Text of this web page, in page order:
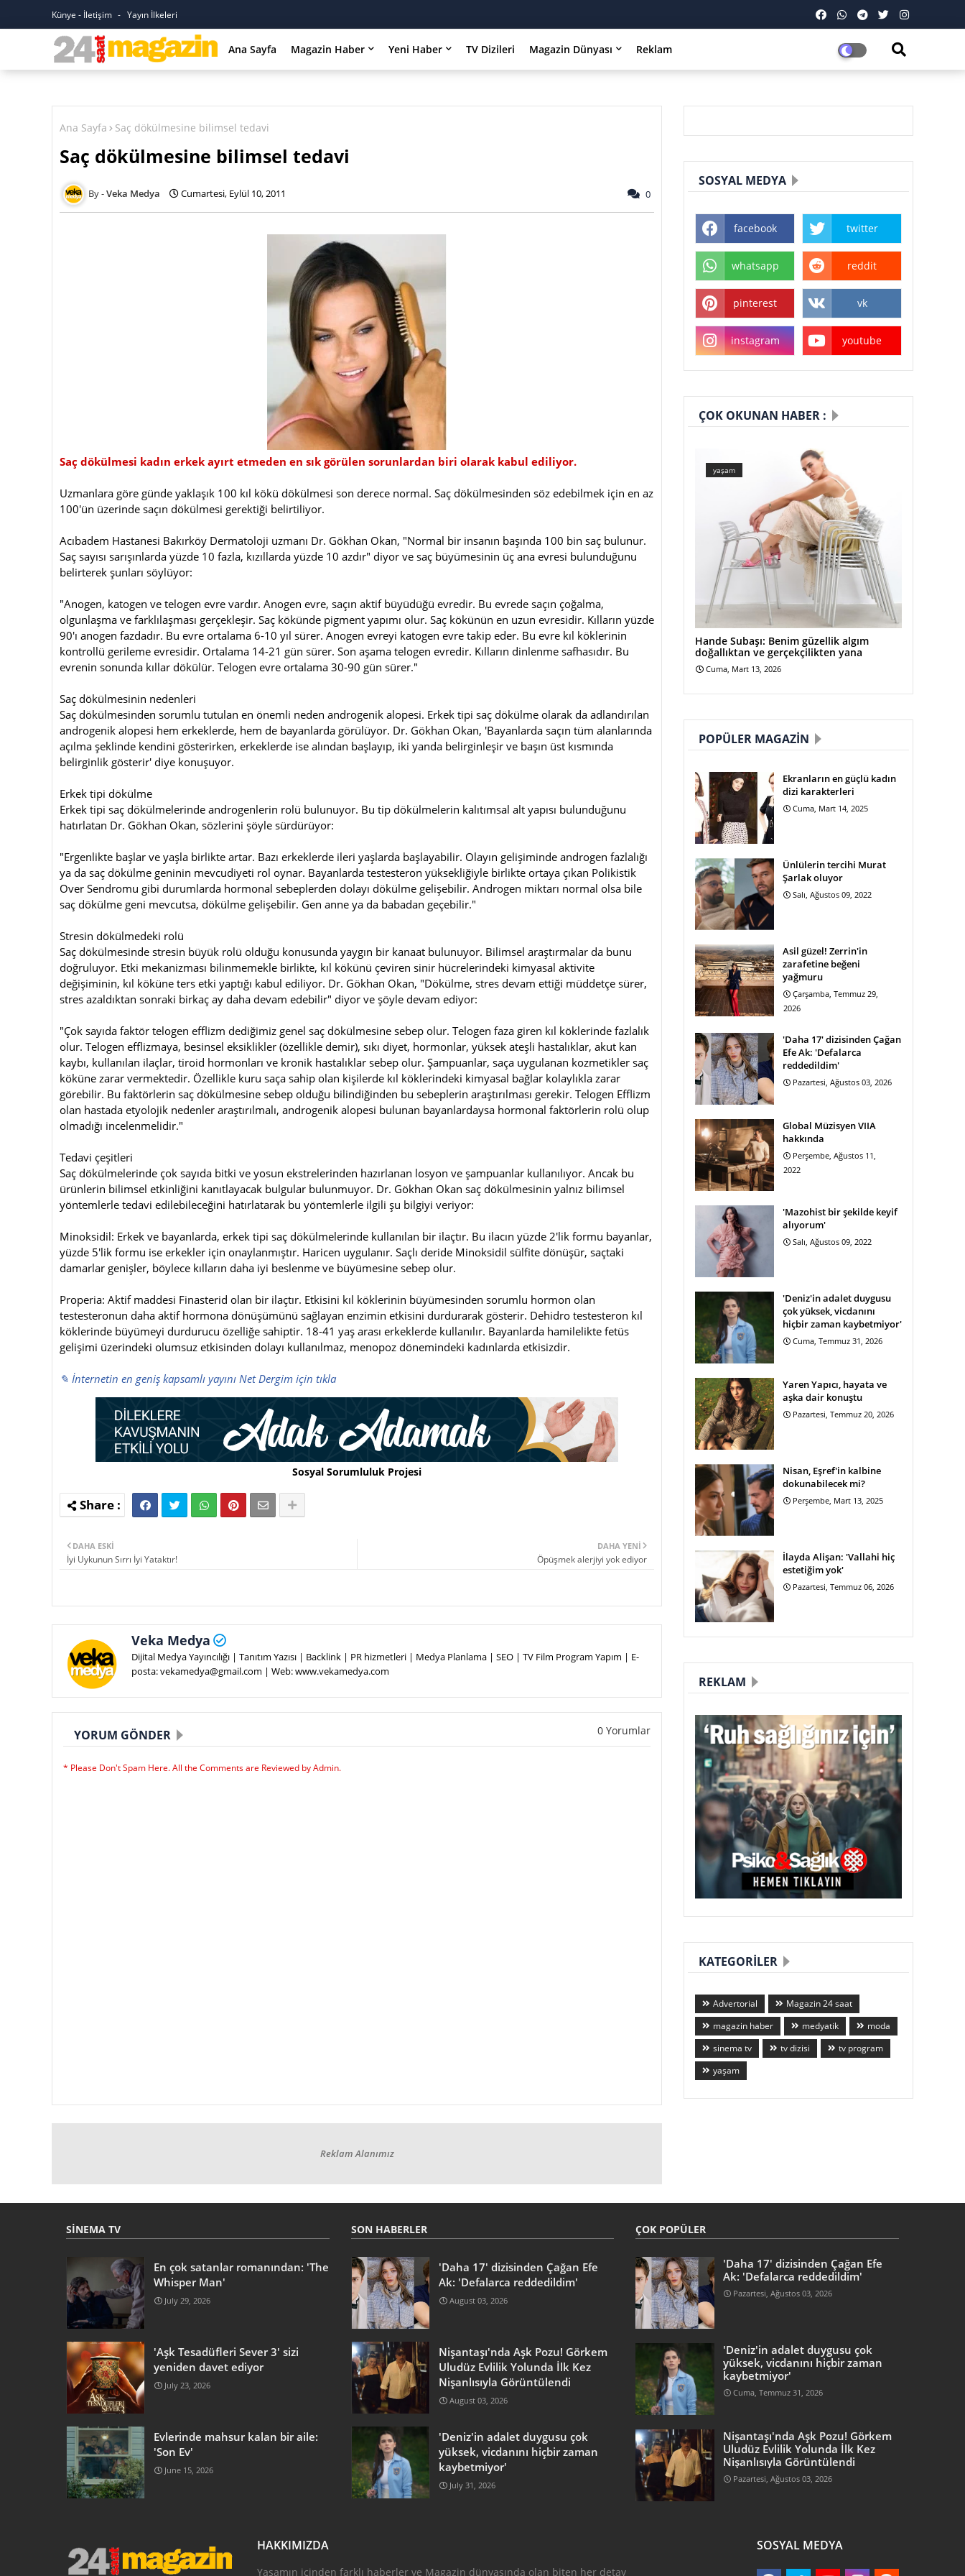
Künye - İletişim Yayın İlkeleri
Ana Sayfa Magazin Haber Yeni Haber TV Dizileri Magazin Dünyası Reklam
Ana Sayfa Saç dökülmesine bilimsel tedavi
Saç dökülmesine bilimsel tedavi
Veka Medya Cumartesi, Eylül 10, 2011 0
Saç dökülmesi kadın erkek ayırt etmeden en sık görülen sorunlardan biri olarak kabul ediliyor.
Uzmanlara göre günde yaklaşık 100 kıl kökü dökülmesi son derece normal. Saç dökülmesinden söz edebilmek için en az
100′ün üzerinde saçın dökülmesi gerektiği belirtiliyor.
Acıbadem Hastanesi Bakırköy Dermatoloji uzmanı Dr. Gökhan Okan, "Normal bir insanın başında 100 bin saç bulunur.
Saç sayısı sarışınlarda yüzde 10 fazla, kızıllarda yüzde 10 azdır" diyor ve saç büyümesinin üç ana evresi bulunduğunu
belirterek şunları söylüyor:
"Anogen, katogen ve telogen evre vardır. Anogen evre, saçın aktif büyüdüğü evredir. Bu evrede saçın çoğalma,
olgunlaşma ve farklılaşması gerçekleşir. Saç kökünde pigment yapımı olur. Saç kökünün en uzun evresidir. Kılların yüzde
90′ı anogen fazdadır. Bu evre ortalama 6-10 yıl sürer. Anogen evreyi katogen evre takip eder. Bu evre kıl köklerinin
kontrollü gerileme evresidir. Ortalama 14-21 gün sürer. Son aşama telogen evredir. Kılların dinlenme safhasıdır. Bu
evrenin sonunda kıllar dökülür. Telogen evre ortalama 30-90 gün sürer."
Saç dökülmesinin nedenleri
Saç dökülmesinden sorumlu tutulan en önemli neden androgenik alopesi. Erkek tipi saç dökülme olarak da adlandırılan
androgenik alopesi hem erkeklerde, hem de bayanlarda görülüyor. Dr. Gökhan Okan, 'Bayanlarda saçın tüm alanlarında
açılma şeklinde kendini gösterirken, erkeklerde ise alından başlayıp, iki yanda belirginleşir ve başın üst kısmında
belirginlik gösterir' diye konuşuyor.
Erkek tipi dökülme
Erkek tipi saç dökülmelerinde androgenlerin rolü bulunuyor. Bu tip dökülmelerin kalıtımsal alt yapısı bulunduğunu
hatırlatan Dr. Gökhan Okan, sözlerini şöyle sürdürüyor:
"Ergenlikte başlar ve yaşla birlikte artar. Bazı erkeklerde ileri yaşlarda başlayabilir. Olayın gelişiminde androgen fazlalığı
ya da saç dökülme geninin mevcudiyeti rol oynar. Bayanlarda testesteron yüksekliğiyle birlikte ortaya çıkan Polikistik
Over Sendromu gibi durumlarda hormonal sebeplerden dolayı dökülme gelişebilir. Androgen miktarı normal olsa bile
saç dökülme geni mevcutsa, dökülme gelişebilir. Gen anne ya da babadan geçebilir."
Stresin dökülmedeki rolü
Saç dökülmesinde stresin büyük rolü olduğu konusunda yaygın bir kanaat bulunuyor. Bilimsel araştırmalar da bunu
doğruluyor. Etki mekanizması bilinmemekle birlikte, kıl kökünü çeviren sinir hücrelerindeki kimyasal aktivite
değişiminin, kıl köküne ters etki yaptığı kabul ediliyor. Dr. Gökhan Okan, "Dökülme, stres devam ettiği müddetçe sürer,
stres azaldıktan sonraki birkaç ay daha devam edebilir" diyor ve şöyle devam ediyor:
"Çok sayıda faktör telogen efflizm dediğimiz genel saç dökülmesine sebep olur. Telogen faza giren kıl köklerinde fazlalık
olur. Telogen efflizmaya, besinsel eksiklikler (özellikle demir), sıkı diyet, hormonlar, yüksek ateşli hastalıklar, akut kan
kaybı, kullanılan ilaçlar, tiroid hormonları ve kronik hastalıklar sebep olur. Şampuanlar, saça uygulanan kozmetikler saç
köküne zarar vermektedir. Özellikle kuru saça sahip olan kişilerde kıl köklerindeki kimyasal bağlar kolaylıkla zarar
görebilir. Bu faktörlerin saç dökülmesine sebep olduğu bilindiğinden bu sebeplerin araştırılması gerekir. Telogen Efflizm
olan hastada etyolojik nedenler araştırılmalı, androgenik alopesi bulunan bayanlardaysa hormonal faktörlerin rolü olup
olmadığı incelenmelidir."
Tedavi çeşitleri
Saç dökülmelerinde çok sayıda bitki ve yosun ekstrelerinden hazırlanan losyon ve şampuanlar kullanılıyor. Ancak bu
ürünlerin bilimsel etkinliğini kanıtlayacak bulgular bulunmuyor. Dr. Gökhan Okan saç dökülmesinin yalnız bilimsel
yöntemlerle tedavi edilebileceğini hatırlatarak bu yöntemlerle ilgili şu bilgiyi veriyor:
Minoksidil: Erkek ve bayanlarda, erkek tipi saç dökülmelerinde kullanılan bir ilaçtır. Bu ilacın yüzde 2′lik formu bayanlar,
yüzde 5′lik formu ise erkekler için onaylanmıştır. Haricen uygulanır. Saçlı deride Minoksidil sülfite dönüşür, saçtaki
damarlar genişler, böylece kılların daha iyi beslenme ve büyümesine sebep olur.
Properia: Aktif maddesi Finasterid olan bir ilaçtır. Etkisini kıl köklerinin büyümesinden sorumlu hormon olan
testesteronun daha aktif hormona dönüşümünü sağlayan enzimin etkisini durdurarak gösterir. Dehidro testesteron kıl
köklerinde büyümeyi durdurucu özelliğe sahiptir. 18-41 yaş arası erkeklerde kullanılır. Bayanlarda hamilelikte fetüs
gelişimi üzerindeki olumsuz etkisinden dolayı kullanılmaz, menopoz dönemindeki kadınlarda etkisizdir.
✎ İnternetin en geniş kapsamlı yayını Net Dergim için tıkla
Sosyal Sorumluluk Projesi
DAHA YENI
Öpüşmek alerjiyi yok ediyor
DAHA ESKI
İyi Uykunun Sırrı İyi Yataktır!
Veka Medya
Dijital Medya Yayıncılığı | Tanıtım Yazısı | Backlink | PR hizmetleri | Medya Planlama | SEO | TV Film Program Yapım | E-
posta: vekamedya@gmail.com | Web: www.vekamedya.com
YORUM GÖNDER 0 Yorumlar
* Please Don't Spam Here. All the Comments are Reviewed by Admin.
Reklam Alanımız
SOSYAL MEDYA
facebook twitter
whatsapp reddit
pinterest vk
instagram youtube
ÇOK OKUNAN HABER :
yaşam
Hande Subaşı: Benim güzellik algım
doğallıktan ve gerçekçilikten yana
Cuma, Mart 13, 2026
POPÜLER MAGAZIN
Ekranların en güçlü kadın
dizi karakterleri
Cuma, Mart 14, 2025
Ünlülerin tercihi Murat
Şarlak oluyor
Salı, Ağustos 09, 2022
Asil güzel! Zerrin'in
zarafetine beğeni
yağmuru
Çarşamba, Temmuz 29,
2026
'Daha 17' dizisinden Çağan
Efe Ak: 'Defalarca
reddedildim'
Pazartesi, Ağustos 03, 2026
Global Müzisyen VIIA
hakkında
Perşembe, Ağustos 11,
2022
'Mazohist bir şekilde keyif
alıyorum'
Salı, Ağustos 09, 2022
'Deniz'in adalet duygusu
çok yüksek, vicdanını
hiçbir zaman kaybetmiyor'
Cuma, Temmuz 31, 2026
Yaren Yapıcı, hayata ve
aşka dair konuştu
Pazartesi, Temmuz 20, 2026
Nisan, Eşref'in kalbine
dokunabilecek mi?
Perşembe, Mart 13, 2025
İlayda Alişan: 'Vallahi hiç
estetiğim yok'
Pazartesi, Temmuz 06, 2026
REKLAM
KATEGORILER
Advertorial
Magazin 24 saat
magazin haber
medyatik
moda
sinema tv
tv dizisi
tv program
yaşam
SINEMA TV
En çok satanlar romanından: 'The
Whisper Man'
July 29, 2026
'Aşk Tesadüfleri Sever 3' sizi
yeniden davet ediyor
July 23, 2026
Evlerinde mahsur kalan bir aile:
'Son Ev'
June 15, 2026
SON HABERLER
'Daha 17' dizisinden Çağan Efe
Ak: 'Defalarca reddedildim'
August 03, 2026
Nişantaşı'nda Aşk Pozu! Görkem
Uludüz Evlilik Yolunda İlk Kez
Nişanlısıyla Görüntülendi
August 03, 2026
'Deniz'in adalet duygusu çok
yüksek, vicdanını hiçbir zaman
kaybetmiyor'
July 31, 2026
ÇOK POPÜLER
'Daha 17' dizisinden Çağan Efe
Ak: 'Defalarca reddedildim'
Pazartesi, Ağustos 03, 2026
'Deniz'in adalet duygusu çok
yüksek, vicdanını hiçbir zaman
kaybetmiyor'
Cuma, Temmuz 31, 2026
Nişantaşı'nda Aşk Pozu! Görkem
Uludüz Evlilik Yolunda İlk Kez
Nişanlısıyla Görüntülendi
Pazartesi, Ağustos 03, 2026
HAKKIMIZDA
Yaşamın içinden farklı haberler ve Magazin dünyasında olan biten her detay
SOSYAL MEDYA